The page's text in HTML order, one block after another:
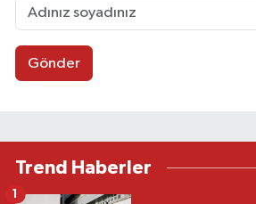
Gönder
Trend Haberler
1